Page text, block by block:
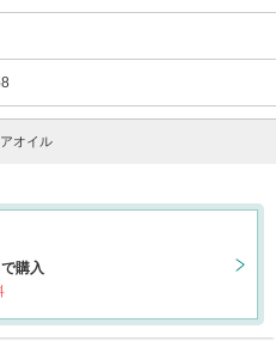
オイル
で購入